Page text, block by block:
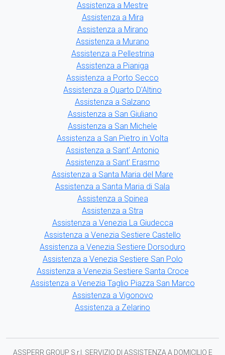
Assistenza a Mestre
Assistenza a Mira
Assistenza a Mirano
Assistenza a Murano
Assistenza a Pellestrina
Assistenza a Pianiga
Assistenza a Porto Secco
Assistenza a Quarto D'Altino
Assistenza a Salzano
Assistenza a San Giuliano
Assistenza a San Michele
Assistenza a San Pietro in Volta
Assistenza a Sant' Antonio
Assistenza a Sant' Erasmo
Assistenza a Santa Maria del Mare
Assistenza a Santa Maria di Sala
Assistenza a Spinea
Assistenza a Stra
Assistenza a Venezia La Giudecca
Assistenza a Venezia Sestiere Castello
Assistenza a Venezia Sestiere Dorsoduro
Assistenza a Venezia Sestiere San Polo
Assistenza a Venezia Sestiere Santa Croce
Assistenza a Venezia Taglio Piazza San Marco
Assistenza a Vigonovo
Assistenza a Zelarino
ASSPERR GROUP S.r.l. SERVIZIO DI ASSISTENZA A DOMICILIO E